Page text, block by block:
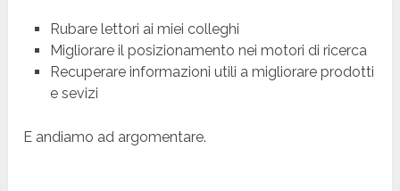
Rubare lettori ai miei colleghi
Migliorare il posizionamento nei motori di ricerca
Recuperare informazioni utili a migliorare prodotti
e sevizi
E andiamo ad argomentare.